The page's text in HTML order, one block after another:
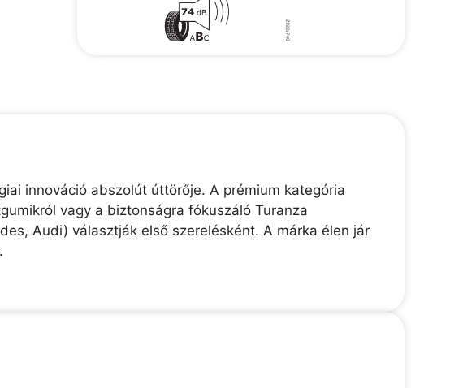
innováció abszolút úttörője. A prémium kategória
vagy a biztonságra fókuszáló Turanza
Audi) választják első szerelésként. A márka élen jár